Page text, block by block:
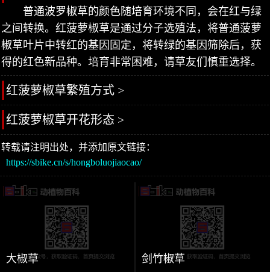
普通波罗椒草的颜色随培育环境不同，会在红与绿
之间转换。红菠萝椒草是通过分子选殖法，将普通菠萝
椒草叶片中转红的基因固定，将转绿的基因筛除后，获
得的红色新品种。培育非常困难，请草友们慎重选择。
红菠萝椒草繁殖方式 >
红菠萝椒草开花形态 >
转载请注明出处，并添加原文链接：
https://sbike.cn/s/hongboluojiaocao/
大椒草 剑竹椒草